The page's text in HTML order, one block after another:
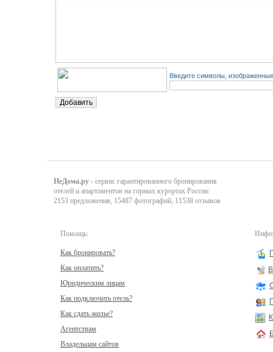
Введите символы,
НеДома.ру - сервис гарантированного бронирования
отелей и апартаментов на горных курортах России
2153 предложения, 15487 фотографий, 11538 отзывов
Помощь:
Как бронировать?
Как оплатить?
Юридическим лицам
Как подключить отель?
Как сдать жилье?
Агентствам
Владельцам сайтов